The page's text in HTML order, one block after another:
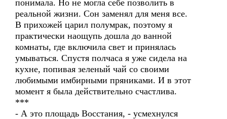
понимала. Но не могла себе позволить в
реальной жизни. Сон заменял для меня все.
В прихожей царил полумрак, поэтому я
практически наощупь дошла до ванной
комнаты, где включила свет и принялась
умываться. Спустя полчаса я уже сидела на
кухне, попивая зеленый чай со своими
любимыми имбирными пряниками. И в этот
момент я была действительно счастлива.
***
- А это площадь Восстания, - усмехнулся